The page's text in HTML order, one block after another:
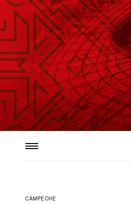
CAMPECHE